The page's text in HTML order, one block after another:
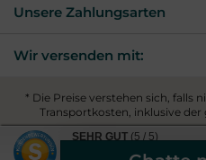
Unsere Zahlungsarten
Wir versenden mit:
* Die Preise verstehen sich, falls
Transportkosten, inklusive
© 2026 Arasian Dreams - All
SEHR GUT (5 / 5)